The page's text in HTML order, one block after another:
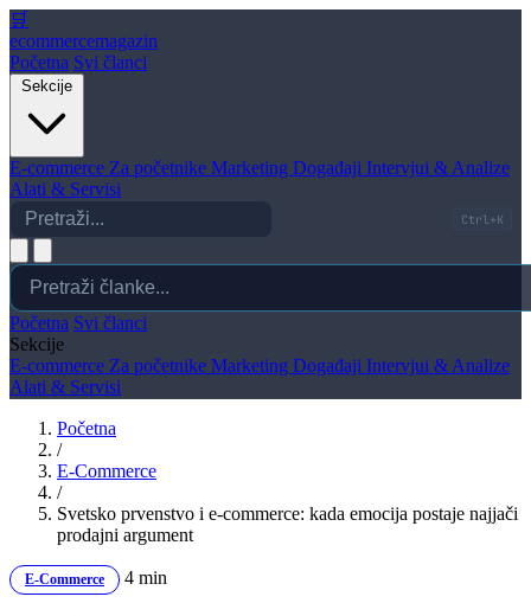
🛒
ecommercemagazin
Početna Svi članci
Sekcije
E-commerce Za početnike Marketing Događaji Intervjui & Analize
Alati & Servisi
Ctrl+K
Početna Svi članci
Sekcije
E-commerce Za početnike Marketing Događaji Intervjui & Analize
Alati & Servisi
Početna
/
E-Commerce
/
Svetsko prvenstvo i e-commerce: kada emocija postaje najjači
prodajni argument
E-Commerce 4 min